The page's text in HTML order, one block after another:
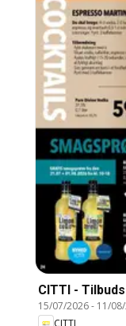
CITTI -
15/07/2026- 11/
CITTI